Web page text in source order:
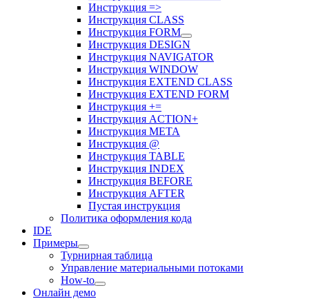
Инструкция =>
Инструкция CLASS
Инструкция FORM
Инструкция DESIGN
Инструкция NAVIGATOR
Инструкция WINDOW
Инструкция EXTEND CLASS
Инструкция EXTEND FORM
Инструкция +=
Инструкция ACTION+
Инструкция META
Инструкция @
Инструкция TABLE
Инструкция INDEX
Инструкция BEFORE
Инструкция AFTER
Пустая инструкция
Политика оформления кода
IDE
Примеры
Турнирная таблица
Управление материальными потоками
How-to
Онлайн демо